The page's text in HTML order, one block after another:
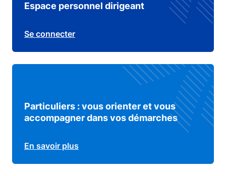
Espace personnel dirigeant
Se connecter
Particuliers : vous orienter et vous
accompagner dans vos démarches
En savoir plus